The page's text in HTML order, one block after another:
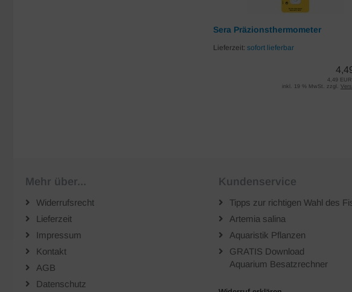
Sera Präzionsthermometer
Lieferzeit: sofort lieferbar
4,49
inkl. 19 % MwSt. zzgl.
Mehr über...
Widerrufsrecht
Lieferzeit
Impressum
Kontakt
AGB
Datenschutz
Kundenservice
Tipps zur richtigen Wahl des
Artemia salina
Aquaristik Pflanzen
GRATIS Download
Aquarium Besatzrechner